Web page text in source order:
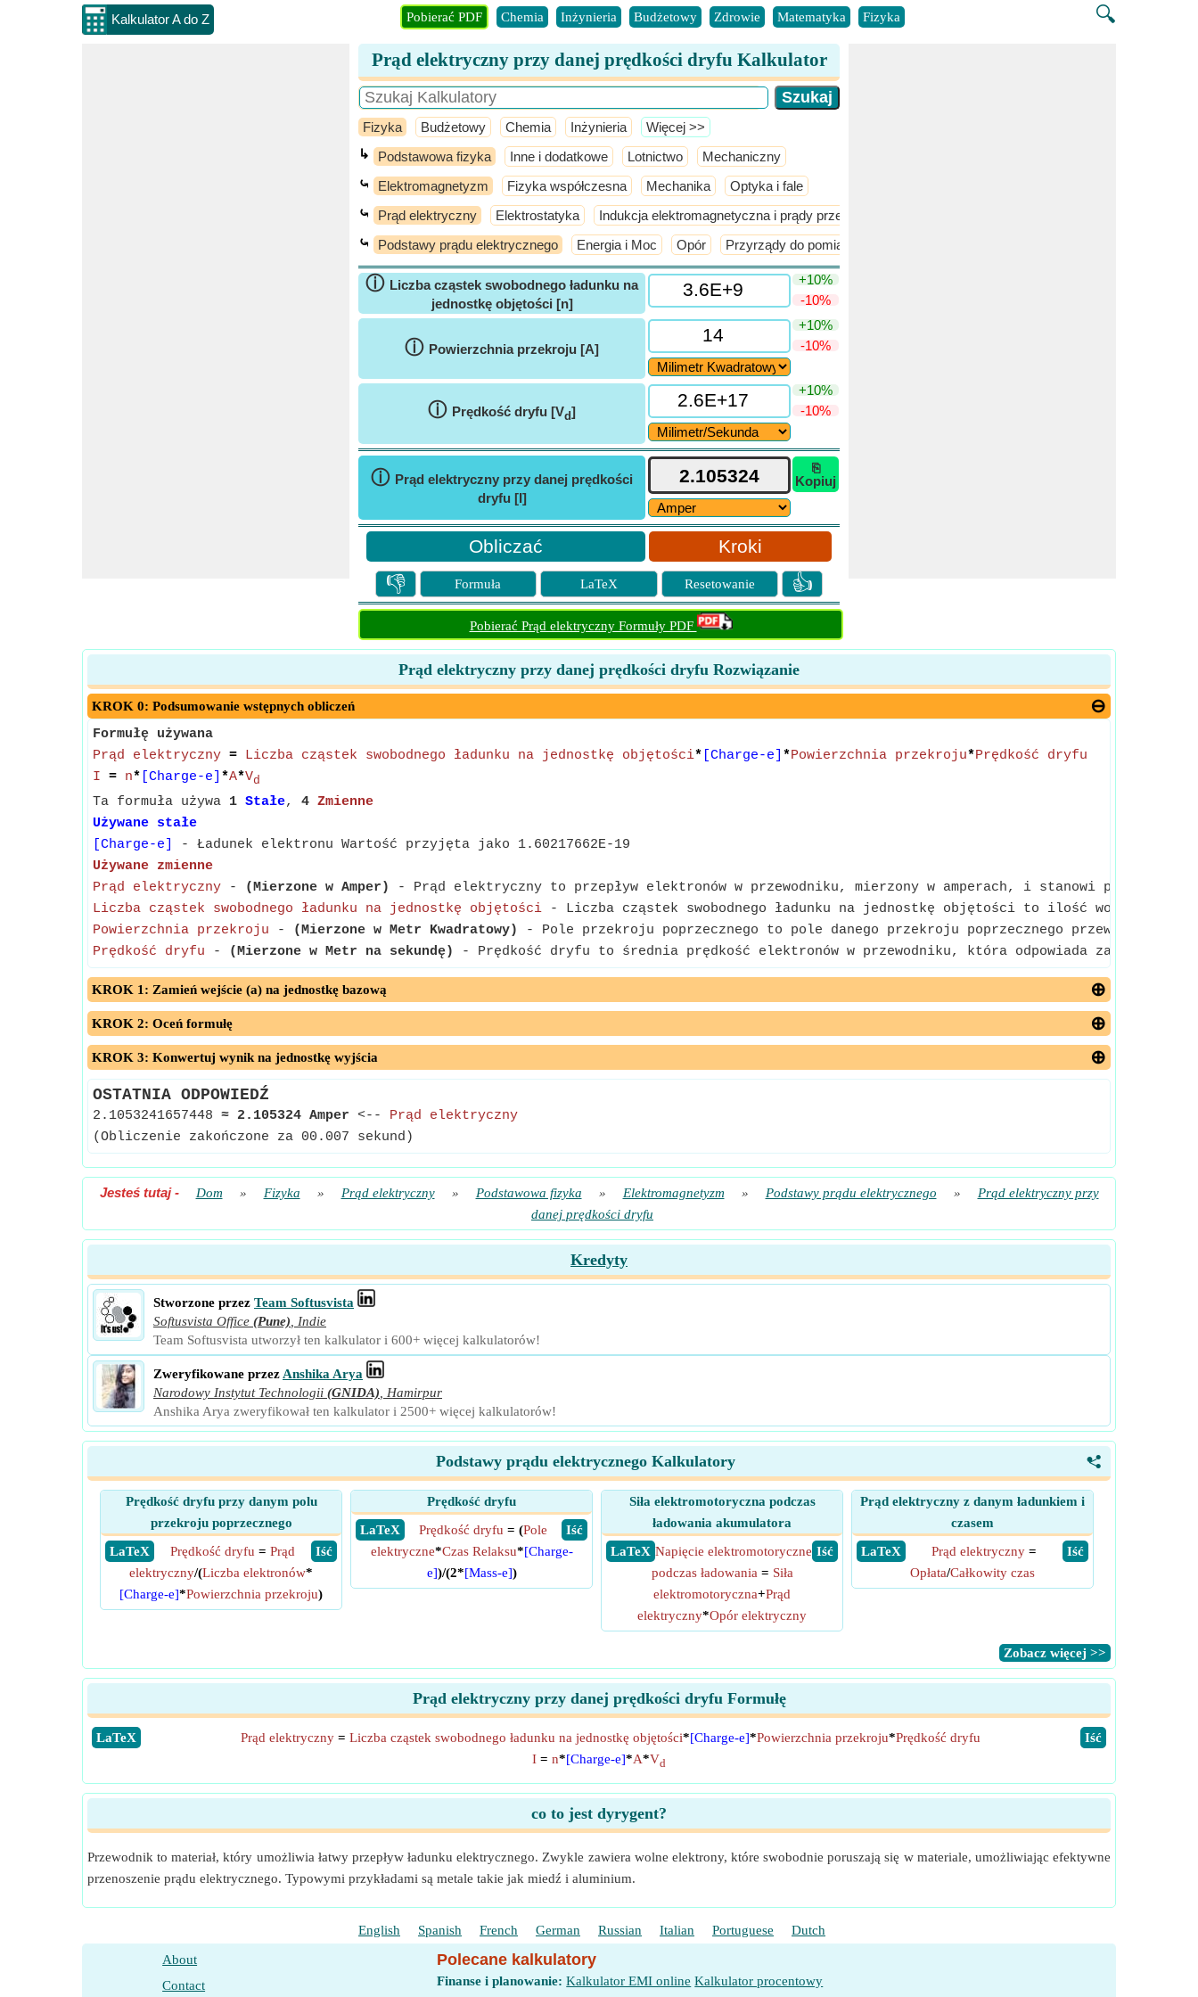
Kalkulator A do Z 🔍
Pobierać PDF Chemia Inżynieria Budżetowy Zdrowie Matematyka Fizyka
Prąd elektryczny przy danej prędkości dryfu Kalkulator
Fizyka Budżetowy Chemia Inżynieria ​Więcej >>
↳ Podstawowa fizyka Inne i dodatkowe Lotnictwo Mechaniczny
⤿ Elektromagnetyzm Fizyka współczesna Mechanika Optyka i fale
⤿ Prąd elektryczny Elektrostatyka Indukcja elektromagnetyczna i prądy przemienne
⤿ Podstawy prądu elektrycznego Energia i Moc Opór Przyrządy do pomiaru napięcia i prądu
ⓘ Liczba cząstek swobodnego ładunku na
jednostkę objętości [n]
+10%
-10%
ⓘ Powierzchnia przekroju [A]
+10%
-10%
ⓘ Prędkość dryfu [Vd]
+10%
-10%
ⓘ Prąd elektryczny przy danej prędkości
dryfu [I]
⎘
Kopiuj
Kroki
👎 Formuła LaTeX Resetowanie 👍
Pobierać Prąd elektryczny Formuły PDF
Prąd elektryczny przy danej prędkości dryfu Rozwiązanie
KROK 0: Podsumowanie wstępnych obliczeń
Formułę używana
Prąd elektryczny = Liczba cząstek swobodnego ładunku na jednostkę objętości* [Charge-e] *Powierzchnia przekroju*Prędkość dryfu
I = n* [Charge-e] *A*Vd
Ta formuła używa 1 Stałe, 4 Zmienne
Używane stałe
[Charge-e]
- Ładunek elektronu Wartość przyjęta jako 1.60217662E-19
Używane zmienne
Prąd elektryczny - (Mierzone w Amper)
- Prąd elektryczny to przepływ elektronów w przewodniku, mierzony w amperach, i stanowi
Liczba cząstek swobodnego ładunku na jednostkę objętości - Liczba cząstek swobodnego ładunku na jednostkę objętości to ilość wolnych
Powierzchnia przekroju - (Mierzone w Metr Kwadratowy)
- Pole przekroju poprzecznego to pole danego przekroju poprzecznego przewodnika,
Prędkość dryfu - (Mierzone w Metr na sekundę) - Prędkość dryfu to średnia prędkość elektronów w przewodniku, która odpowiada za przepływ
KROK 1: Zamień wejście (a) na jednostkę bazową
KROK 2: Oceń formułę
KROK 3: Konwertuj wynik na jednostkę wyjścia
OSTATNIA ODPOWIEDŹ
2.1053241657448 ≈ 2.105324 Amper <-- Prąd elektryczny
(Obliczenie zakończone za 00.007 sekund)
Jesteś tutaj- Dom » Fizyka » Prąd elektryczny » Podstawowa fizyka » Elektromagnetyzm » Podstawy prądu elektrycznego »
Prąd elektryczny przy
danej prędkości dryfu
Kredyty
Stworzone przez Team Softusvista
Softusvista Office (Pune)
Indie
Team Softusvista utworzył ten kalkulator i 600+ więcej kalkulatorów!
Zweryfikowane przez Anshika Arya
Narodowy Instytut Technologii (GNIDA)
Hamirpur
Anshika Arya zweryfikował ten kalkulator i 2500+ więcej kalkulatorów!
<
Podstawy prądu elektrycznego Kalkulatory
Prędkość dryfu przy danym polu
przekroju poprzecznego
​ LaTeX
​ Iść
Prędkość dryfu = Prąd
elektryczny/(Liczba elektronów*
[Charge-e]*Powierzchnia przekroju)
Prędkość dryfu
​ LaTeX
​ Iść
Prędkość dryfu = (Pole
elektryczne*Czas Relaksu*[Charge-
e])/(2*[Mass-e])
Siła elektromotoryczna podczas
ładowania akumulatora
​ LaTeX
​ Iść
Napięcie elektromotoryczne
podczas ładowania = Siła
elektromotoryczna+Prąd
elektryczny*Opór elektryczny
Prąd elektryczny z danym ładunkiem i
czasem
​ LaTeX
​ Iść
Prąd elektryczny =
Opłata/Całkowity czas
​Zobacz więcej >>
Prąd elektryczny przy danej prędkości dryfu Formułę
​LaTeX ​Iść
Prąd elektryczny = Liczba cząstek swobodnego ładunku na jednostkę objętości*[Charge-e]*Powierzchnia przekroju*Prędkość dryfu
I = n*[Charge-e]*A*Vd
co to jest dyrygent?
Przewodnik to materiał, który umożliwia łatwy przepływ ładunku elektrycznego. Zwykle zawiera wolne elektrony, które swobodnie poruszają się w materiale, umożliwiając efektywne
przenoszenie prądu elektrycznego. Typowymi przykładami są metale takie jak miedź i aluminium.
English Spanish French German Russian Italian Portuguese Dutch
About
Contact
Polecane kalkulatory
Finanse i planowanie: Kalkulator EMI online Kalkulator procentowy